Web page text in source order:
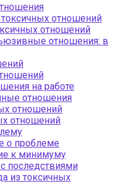
токсичных отношений
отношений
отношения: в
на работе
отношения
отношений
отношений
о проблеме
к минимуму
последствиями
из токсичных